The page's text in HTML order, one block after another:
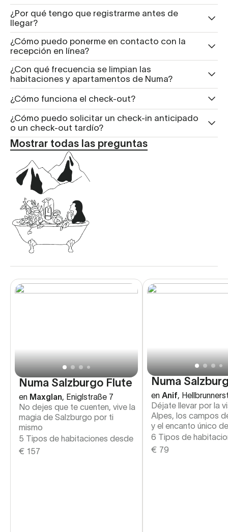
¿Por qué tengo que registrarme antes de
llegar?
¿Cómo puedo ponerme en contacto con la
recepción en línea?
¿Con qué frecuencia se limpian las
habitaciones y apartamentos de Numa?
¿Cómo funciona el check-out?
¿Cómo puedo solicitar un check-in anticipado
o un check-out tardío?
Mostrar todas las preguntas
Numa Salzburgo Flute
en Maxglan, Eniglstraße 7
No dejes que te cuenten, vive la
magia de Salzburgo por ti
mismo
5 Tipos de habitaciones desde
€ 157
Numa
en Anif
Déjate llevar por la
Alpes, los campos
y el encanto único
6 Tipos de
€ 79